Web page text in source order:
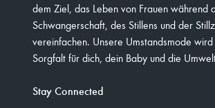
dem Ziel, das Leben von Frauen während
Schwangerschaft, des Stillens und der
vereinfachen. Unsere Umstandsmode
Sorgfalt für dich, dein Baby und die
Stay Connected